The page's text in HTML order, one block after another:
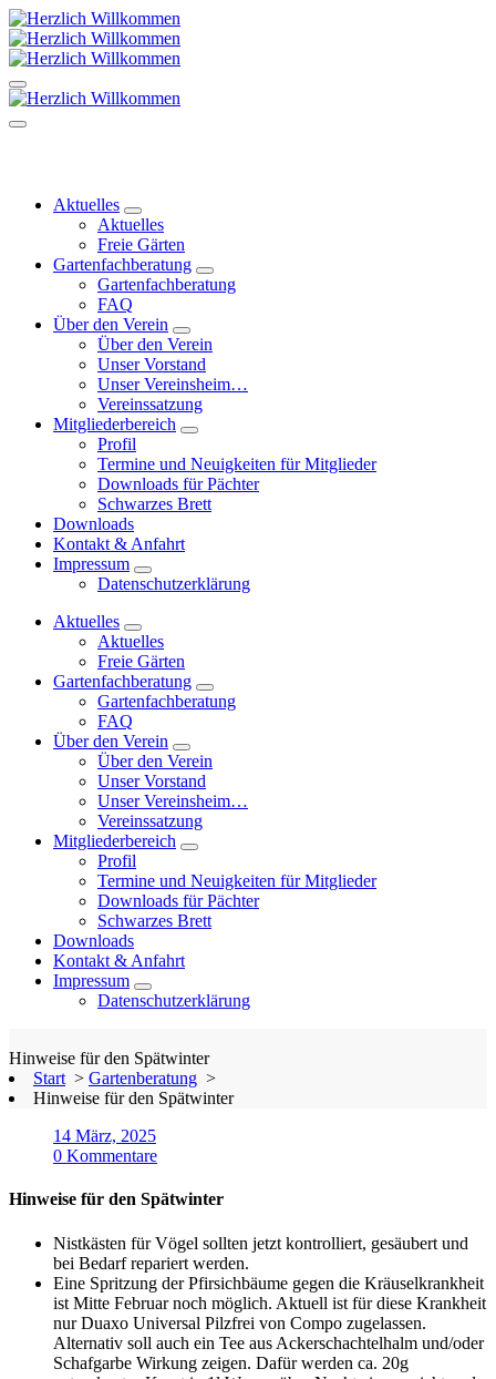
Zum
Inhalt
springen
Kleingärtnerverein Leubnitzer Höhe
Aktuelles
Aktuelles
Freie Gärten
Gartenfachberatung
Gartenfachberatung
FAQ
Über den Verein
Über den Verein
Unser Vorstand
Unser Vereinsheim…
Vereinssatzung
Mitgliederbereich
Profil
Termine und Neuigkeiten für Mitglieder
Downloads für Pächter
Schwarzes Brett
Downloads
Kontakt & Anfahrt
Impressum
Datenschutzerklärung
Aktuelles
Aktuelles
Freie Gärten
Gartenfachberatung
Gartenfachberatung
FAQ
Über den Verein
Über den Verein
Unser Vorstand
Unser Vereinsheim…
Vereinssatzung
Mitgliederbereich
Profil
Termine und Neuigkeiten für Mitglieder
Downloads für Pächter
Schwarzes Brett
Downloads
Kontakt & Anfahrt
Impressum
Datenschutzerklärung
Hinweise für den Spätwinter
Start > Gartenberatung >
Hinweise für den Spätwinter
14 März, 2025
0 Kommentare
Hinweise für den Spätwinter
Nistkästen für Vögel sollten jetzt kontrolliert, gesäubert und
bei Bedarf repariert werden.
Eine Spritzung der Pfirsichbäume gegen die Kräuselkrankheit
ist Mitte Februar noch möglich. Aktuell ist für diese Krankheit
nur Duaxo Universal Pilzfrei von Compo zugelassen.
Alternativ soll auch ein Tee aus Ackerschachtelhalm und/oder
Schafgarbe Wirkung zeigen. Dafür werden ca. 20g